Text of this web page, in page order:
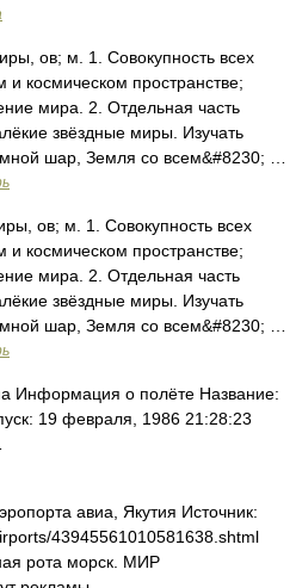
ов; м. 1. Совокупность всех
космическом пространстве;
мира. 2. Отдельная часть
звёздные миры. Изучать
шар, Земля со всем&#8230; …
ов; м. 1. Совокупность всех
космическом пространстве;
мира. 2. Отдельная часть
звёздные миры. Изучать
шар, Земля со всем&#8230; …
о полёте Название:
19 февраля, 1986 21:28:23
авиа, Якутия Источник:
43945561010581638.shtml
рота морск. МИР